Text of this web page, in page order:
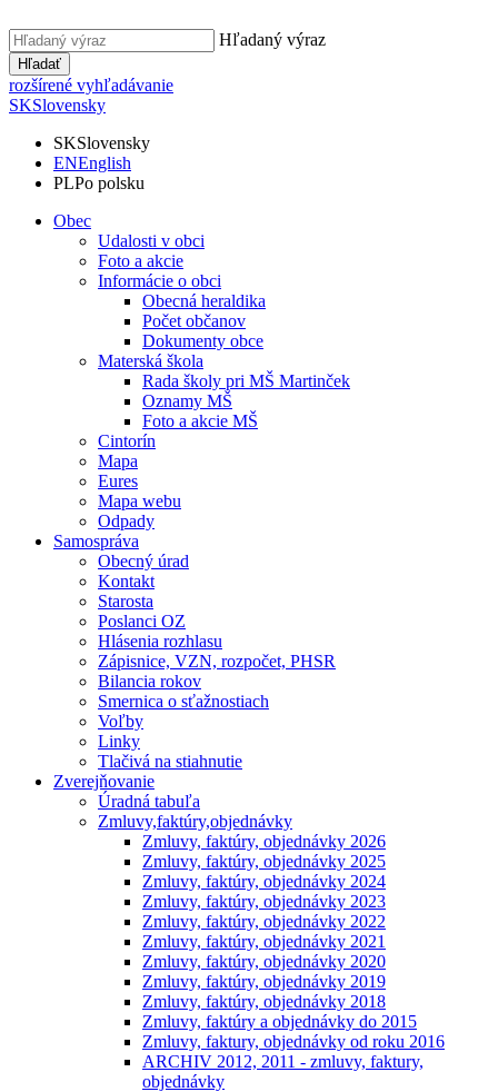
Hľadaný výraz
Hľadať
rozšírené vyhľadávanie
SKSlovensky
SKSlovensky
ENEnglish
PLPo polsku
Obec
Udalosti v obci
Foto a akcie
Informácie o obci
Obecná heraldika
Počet občanov
Dokumenty obce
Materská škola
Rada školy pri MŠ Martinček
Oznamy MŠ
Foto a akcie MŠ
Cintorín
Mapa
Eures
Mapa webu
Odpady
Samospráva
Obecný úrad
Kontakt
Starosta
Poslanci OZ
Hlásenia rozhlasu
Zápisnice, VZN, rozpočet, PHSR
Bilancia rokov
Smernica o sťažnostiach
Voľby
Linky
Tlačivá na stiahnutie
Zverejňovanie
Úradná tabuľa
Zmluvy,faktúry,objednávky
Zmluvy, faktúry, objednávky 2026
Zmluvy, faktúry, objednávky 2025
Zmluvy, faktúry, objednávky 2024
Zmluvy, faktúry, objednávky 2023
Zmluvy, faktúry, objednávky 2022
Zmluvy, faktúry, objednávky 2021
Zmluvy, faktúry, objednávky 2020
Zmluvy, faktúry, objednávky 2019
Zmluvy, faktúry, objednávky 2018
Zmluvy, faktúry a objednávky do 2015
Zmluvy, faktury, objednávky od roku 2016
ARCHIV 2012, 2011 - zmluvy, faktury,
objednávky